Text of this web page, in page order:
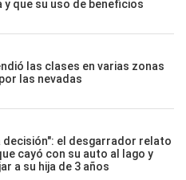
y que su uso de beneficios
las clases en varias zonas
las nevadas
decisión": el desgarrador relato
cayó con su auto al lago y
a su hija de 3 años